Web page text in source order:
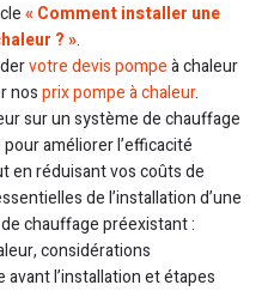
« Comment installer une
? ».
votre devis pompeà chaleur
nosprix pompe à chaleur.
sur un système de chauffage
améliorer l’efficacité
en réduisant vos coûts de
de l’installation d’une
chauffage préexistant :
considérations
l’installation et étapes